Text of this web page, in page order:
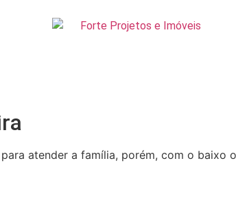
atender a família, porém, com o